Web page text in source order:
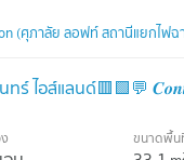
(ศุภาลัย ลอฟท์ สถานีแยกไฟฉ
ไอส์แลนด์🟥🟩💬
ขนาดพื้น